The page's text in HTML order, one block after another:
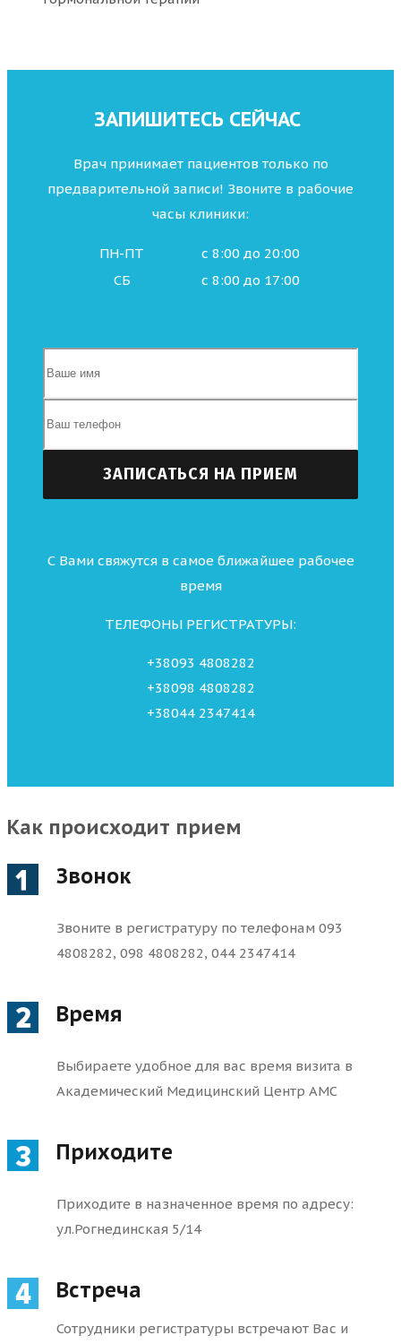
ЗАПИШИТЕСЬ СЕЙЧАС
Врач принимает пациентов только по
предварительной записи! Звоните в рабочие
часы клиники:
ПН-ПТ
с 8:00 до 20:00
СБ
с 8:00 до 17:00
С Вами свяжутся в самое ближайшее рабочее
время
ТЕЛЕФОНЫ РЕГИСТРАТУРЫ:
+38093 4808282
+38098 4808282
+38044 2347414
Как происходит прием
Звонок
Звоните в регистратуру по телефонам 093
4808282, 098 4808282, 044 2347414
Время
Выбираете удобное для вас время визита в
Академический Медицинский Центр AMC
Приходите
Приходите в назначенное время по адресу:
ул.Рогнединская 5/14
Встреча
Сотрудники регистратуры встречают Вас и